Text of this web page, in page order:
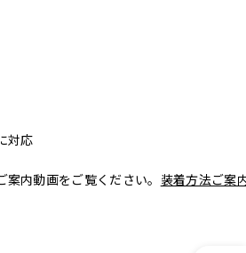
対応
内動画をご覧ください。 装着方法ご案